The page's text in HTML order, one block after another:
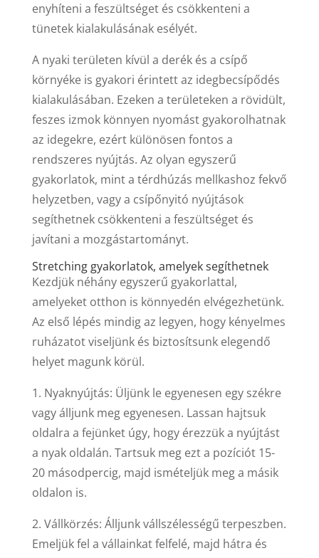
enyhíteni a feszültséget és csökkenteni a
tünetek kialakulásának esélyét.
A nyaki területen kívül a derék és a csípő
környéke is gyakori érintett az idegbecsípődés
kialakulásában. Ezeken a területeken a rövidült,
feszes izmok könnyen nyomást gyakorolhatnak
az idegekre, ezért különösen fontos a
rendszeres nyújtás. Az olyan egyszerű
gyakorlatok, mint a térdhúzás mellkashoz fekvő
helyzetben, vagy a csípőnyitó nyújtások
segíthetnek csökkenteni a feszültséget és
javítani a mozgástartományt.
Stretching gyakorlatok, amelyek segíthetnek
Kezdjük néhány egyszerű gyakorlattal,
amelyeket otthon is könnyedén elvégezhetünk.
Az első lépés mindig az legyen, hogy kényelmes
ruházatot viseljünk és biztosítsunk elegendő
helyet magunk körül.
1. Nyaknyújtás: Üljünk le egyenesen egy székre
vagy álljunk meg egyenesen. Lassan hajtsuk
oldalra a fejünket úgy, hogy érezzük a nyújtást
a nyak oldalán. Tartsuk meg ezt a pozíciót 15-
20 másodpercig, majd ismételjük meg a másik
oldalon is.
2. Vállkörzés: Álljunk vállszélességű terpeszben.
Emeljük fel a vállainkat felfelé, majd hátra és